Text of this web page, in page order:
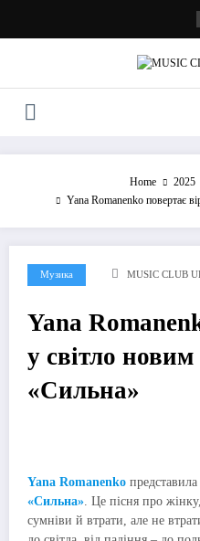
контенту
Home 2025
Yana Romanenko повертає
Музика MUSIC CLUB
Yana
у світло
«Сильна»
Yana Romanenko
«Сильна». Це пісня про
сумніви й втрати, але не